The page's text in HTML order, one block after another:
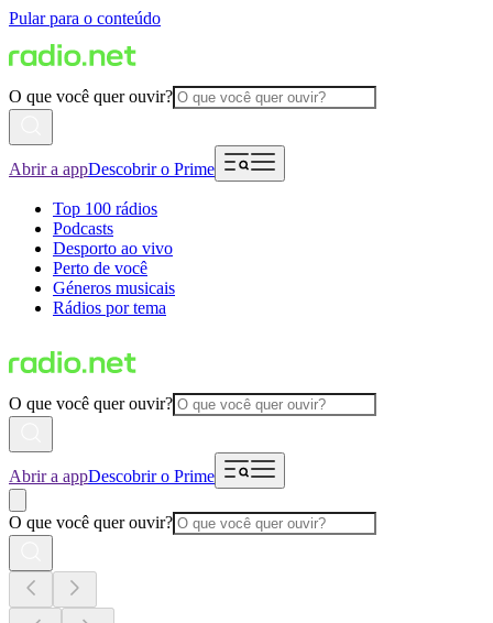
Pular para o conteúdo
O que você quer ouvir?
Abrir a appDescobrir o Prime
Top 100 rádios
Podcasts
Desporto ao vivo
Perto de você
Géneros musicais
Rádios por tema
O que você quer ouvir?
Abrir a appDescobrir o Prime
O que você quer ouvir?